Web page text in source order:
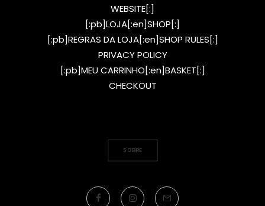
WEBSITE[:]
[:pb]LOJA[:en]SHOP[:]
[:pb]REGRAS DA LOJA[:en]SHOP RULES[:]
PRIVACY POLICY
[:pb]MEU CARRINHO[:en]BASKET[:]
CHECKOUT
SOBRE